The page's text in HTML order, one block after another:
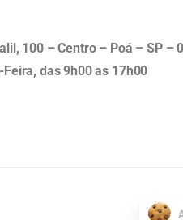
100 – Centro – Poá – SP –
das 9h00 as 17h00